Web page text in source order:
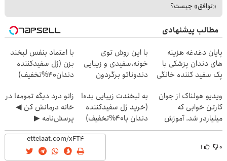
«توافق» چیست؟
مطالب پیشنهادی
پایان دغدغه هزینه
های دندان پزشکی با
پک سفید کننده خانگی
با این روش توی
خونه،سفیدی و زیبایی
دندوناتو برگردون
با اعتماد بنفس لبخند
بزن (ژل سفیدکننده
دندان40%تخفیف)
ویدیو هولناک از جوان
کارتن خوابی که
میلیاردر شد. آموزش
رایگان
به لبخندت زیبایی بده!
(خرید ژل سفیدکننده
دندان با40%تخفیف)
زانو درد دیگه تمومه! در
خانه درمانش کن ◀
پرسش‌نامه ▶
۰ ۱